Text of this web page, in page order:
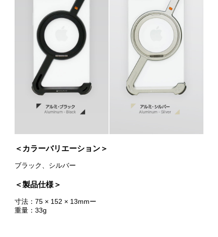
＜カラーバリエーション＞
ブラック、シルバー
＜製品仕様＞
寸法：75 × 152 × 13mmー
重量：33g